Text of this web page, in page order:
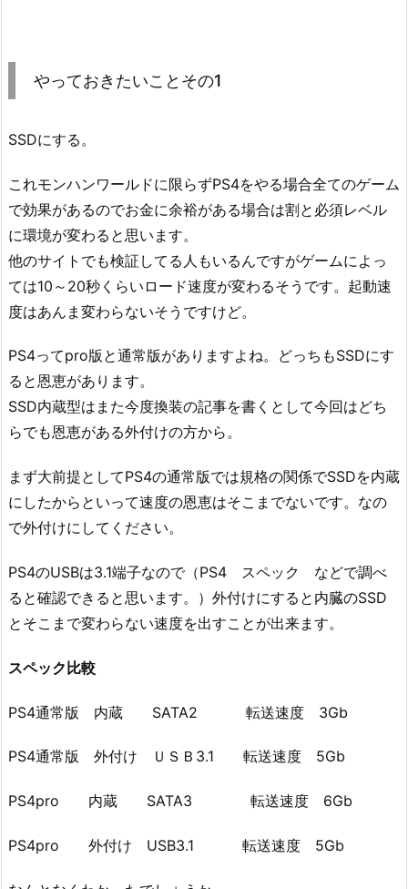
やっておきたいことその1
SSDにする。
これモンハンワールドに限らずPS4をやる場合全てのゲーム
で効果があるのでお金に余裕がある場合は割と必須レベル
に環境が変わると思います。
他のサイトでも検証してる人もいるんですがゲームによっ
ては10～20秒くらいロード速度が変わるそうです。起動速
度はあんま変わらないそうですけど。
PS4ってpro版と通常版がありますよね。どっちもSSDにす
ると恩恵があります。
SSD内蔵型はまた今度換装の記事を書くとして今回はどち
らでも恩恵がある外付けの方から。
まず大前提としてPS4の通常版では規格の関係でSSDを内蔵
にしたからといって速度の恩恵はそこまでないです。なの
で外付けにしてください。
PS4のUSBは3.1端子なので（PS4 スペック などで調べ
ると確認できると思います。）外付けにすると内臓のSSD
とそこまで変わらない速度を出すことが出来ます。
スペック比較
PS4通常版 内蔵 SATA2 転送速度 3Gb
PS4通常版 外付け ＵＳＢ3.1 転送速度 5Gb
PS4pro 内蔵 SATA3 転送速度 6Gb
PS4pro 外付け USB3.1 転送速度 5Gb